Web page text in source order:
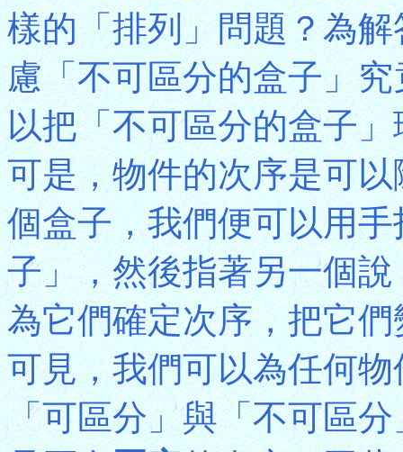
樣的「排列」問題？為
慮「不可區分的盒子」
以把「不可區分的盒子
可是，物件的次序是可
個盒子，我們便可以用
子」，然後指著另一個
為它們確定次序，把它
可見，我們可以為任何物
「可區分」與「不可區